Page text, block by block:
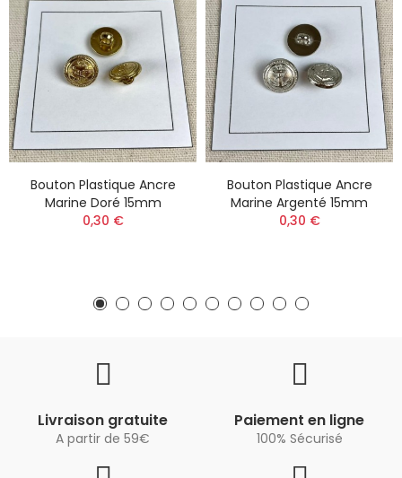
Bouton Plastique Ancre
Marine Doré 15mm
0,30 €
Bouton Plastique Ancre
Marine Argenté 15mm
0,30 €
Livraison gratuite
A partir de 59€
Paiement en ligne
100% Sécurisé